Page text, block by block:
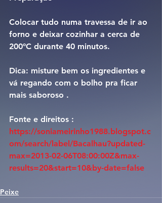
Colocar tudo numa travessa de ir ao
forno e deixar cozinhar a cerca de
200ºC durante 40 minutos.
Dica: misture bem os ingredientes e
vá regando com o bolho pra ficar
mais saboroso .
Fonte e direitos :
https://soniameirinho1988.blogspot.c
om/search/label/Bacalhau?updated-
max=2013-02-06T08:00:00Z&max-
results=20&start=10&by-date=false
Peixe